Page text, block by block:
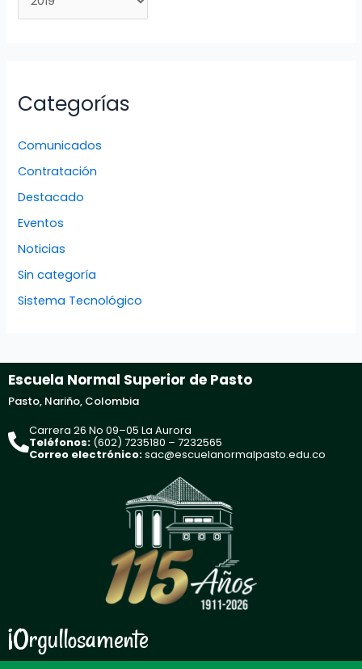
Categorías
Comunicados
Contratación
Destacado
Eventos
Noticias
Sin categoría
Sistema Tecnológico
Escuela Normal Superior de Pasto
Pasto, Nariño, Colombia
Carrera 26 No 09–05 La Aurora
Teléfonos: (602) 7235180 – 7232565
Correo electrónico:sac@escuelanormalpasto.edu.co
¡Orgullosamente